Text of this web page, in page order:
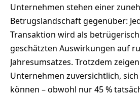
Unternehmen stehen einer
Betrugslandschaft gegenüber:
Transaktion wird als
geschätzten Auswirkungen auf
Jahresumsatzes. Trotzdem
Unternehmen zuversichtlich,
können – obwohl nur 45 %